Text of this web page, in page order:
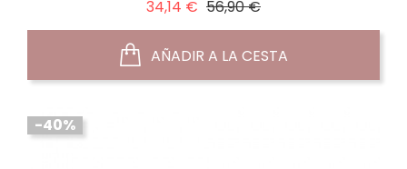
34,14 € Precio
56,90 €Precio
AÑADIR A LA CESTA
-40%